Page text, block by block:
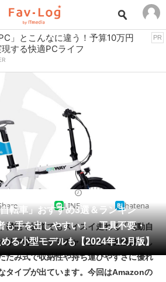
覧
アウトドア用品
おもちゃ・ホビー
スイーツ・お菓子
スマホ・携帯電話
ファッション
家電
本・DVD・CD
生活用品
美容・コスメ
」とこんなに違う！予算10万円
する快適PCライフ
PR
転車」おすすめ3選＆ランキン
も手を出しやすい！ 工具不要・
る小型モデルも【2024年12月版】
LINE hatena
機能で坂道でもスイスイ走れる「電動自
リア付きでママチャリとして普段使いし
たみ式で収納性や持ち運びやすさに優れ
タイプが出ています。今回はAmazonの